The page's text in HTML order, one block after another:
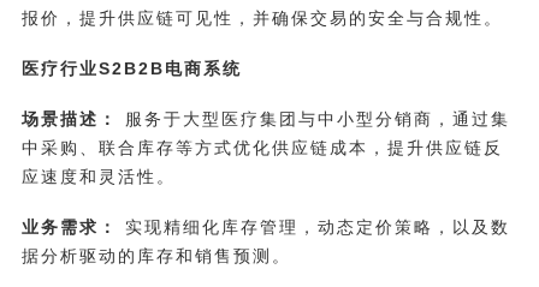
报价，提升供应链可见性，并确保交易的安全与合规性。
医疗行业S2B2B电商系统
场景描述：
服务于大型医疗集团与中小型分销商，通过集
中采购、联合库存等方式优化供应链成本，提升供应链反
应速度和灵活性。
业务需求： 实现精细化库存管理，动态定价策略，以及数
据分析驱动的库存和销售预测。